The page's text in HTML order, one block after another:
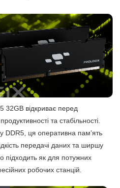
32GB відкриває перед
та стабільності.
DDR5, ця оперативна пам’ять
передачі даних та ширшу
підходить як для потужних
робочих станцій.